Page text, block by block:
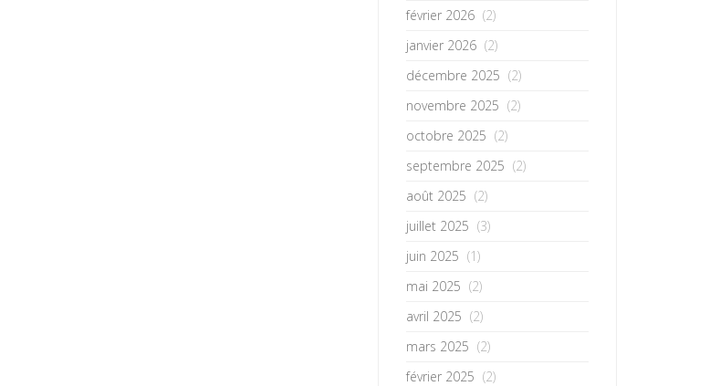
février 2026 (2)
janvier 2026 (2)
décembre 2025 (2)
novembre 2025 (2)
octobre 2025 (2)
septembre 2025 (2)
août 2025 (2)
juillet 2025 (3)
juin 2025 (1)
mai 2025 (2)
avril 2025 (2)
mars 2025 (2)
février 2025 (2)